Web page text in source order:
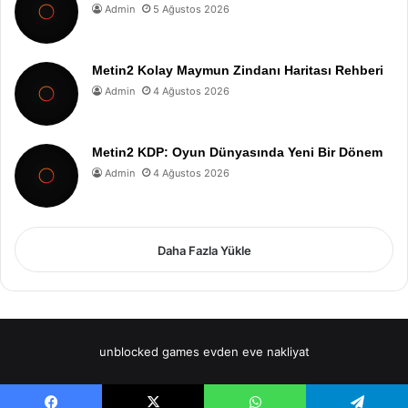
Admin 5 Ağustos 2026
Metin2 Kolay Maymun Zindanı Haritası Rehberi
Admin 4 Ağustos 2026
Metin2 KDP: Oyun Dünyasında Yeni Bir Dönem
Admin 4 Ağustos 2026
Daha Fazla Yükle
unblocked games evden eve nakliyat